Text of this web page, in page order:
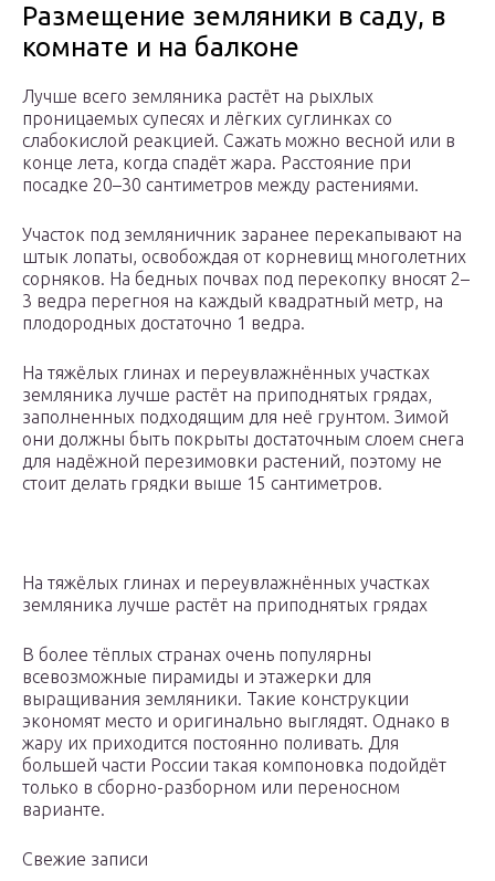
Размещение земляники в саду, в
комнате и на балконе
Лучше всего земляника растёт на рыхлых
проницаемых супесях и лёгких суглинках со
слабокислой реакцией. Сажать можно весной или в
конце лета, когда спадёт жара. Расстояние при
посадке 20–30 сантиметров между растениями.
Участок под земляничник заранее перекапывают на
штык лопаты, освобождая от корневищ многолетних
сорняков. На бедных почвах под перекопку вносят 2–
3 ведра перегноя на каждый квадратный метр, на
плодородных достаточно 1 ведра.
На тяжёлых глинах и переувлажнённых участках
земляника лучше растёт на приподнятых грядах,
заполненных подходящим для неё грунтом. Зимой
они должны быть покрыты достаточным слоем снега
для надёжной перезимовки растений, поэтому не
стоит делать грядки выше 15 сантиметров.
На тяжёлых глинах и переувлажнённых участках
земляника лучше растёт на приподнятых грядах
В более тёплых странах очень популярны
всевозможные пирамиды и этажерки для
выращивания земляники. Такие конструкции
экономят место и оригинально выглядят. Однако в
жару их приходится постоянно поливать. Для
большей части России такая компоновка подойдёт
только в сборно-разборном или переносном
варианте.
Свежие записи